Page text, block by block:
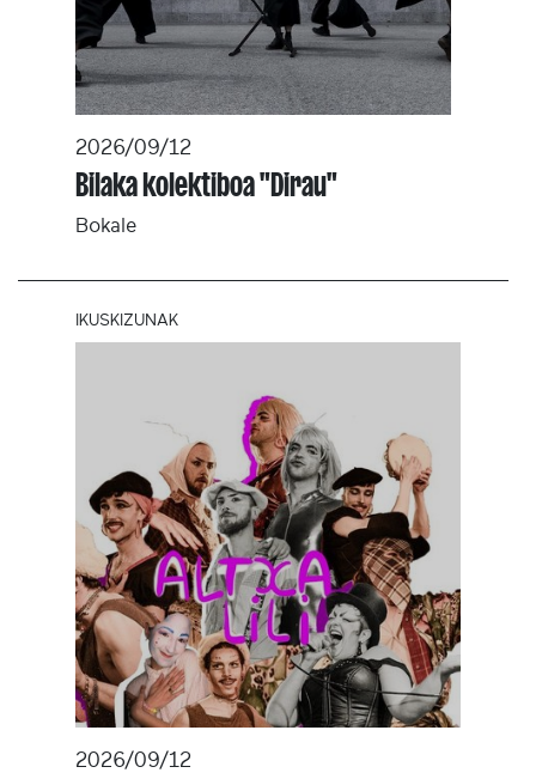
2026/09/12
Bilaka kolektiboa "Dirau"
Bokale
IKUSKIZUNAK
2026/09/12